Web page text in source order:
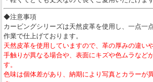
◆注意事項
カービングシリーズは天然皮革を使用し、一点一
作業で仕上げております。
天然皮革を使用していますので、革の厚みの違い
手触りが異なる場合や、表面にキズや色ムラなど
す。
色味は個体差があり、納期により写真とカラーが